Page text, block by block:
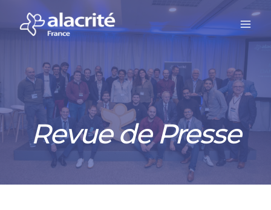
Revue de Presse